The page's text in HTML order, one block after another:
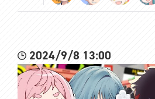
2024/9/8 13:00